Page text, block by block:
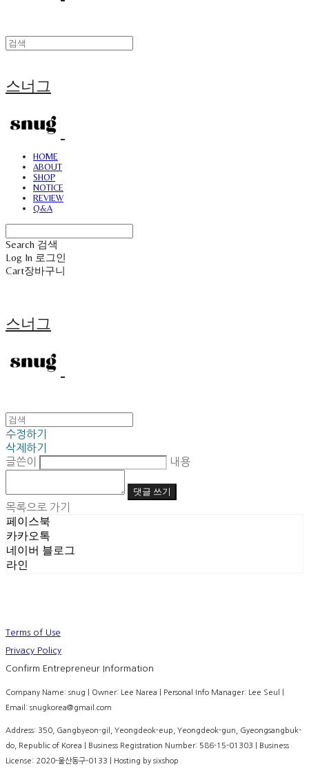
스너그
HOME
ABOUT
SHOP
NOTICE
REVIEW
Q&A
Search 검색
Log In 로그인
Cart장바구니
스너그
수정하기
삭제하기
글쓴이
내용
댓글 쓰기
목록으로 가기
페이스북
카카오톡
네이버 블로그
라인
Terms of Use
Privacy Policy
Confirm Entrepreneur Information
Company Name: snug | Owner: Lee Narea | Personal Info Manager: Lee Seul |
Email: snugkorea@gmail.com
Address: 350, Gangbyeon-gil, Yeongdeok-eup, Yeongdeok-gun, Gyeongsangbuk-
do, Republic of Korea | Business Registration Number: 586-15-01303 | Business
License: 2020-울산동구-0133 | Hosting by sixshop